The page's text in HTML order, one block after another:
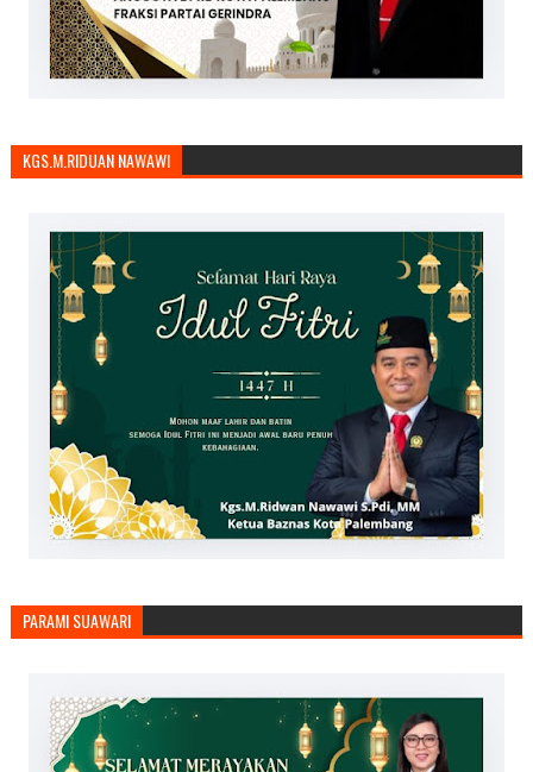
KGS.M.RIDUAN NAWAWI
PARAMI SUAWARI